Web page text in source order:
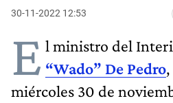
30-11-2022 12:53
E l ministro del
“Wado” De Pedro
miércoles 30 de